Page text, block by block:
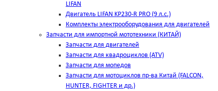
LIFAN
Двигатель LIFAN KP230-R PRO (9 л.с.)
Комплекты электрооборудования для двигателей
Запчасти для импортной мототехники (КИТАЙ)
Запчасти для двигателей
Запчасти для квадроциклов (ATV)
Запчасти для мопедов
Запчасти для мотоциклов пр-ва Китай (FALCON,
HUNTER, FIGHTER и др.)